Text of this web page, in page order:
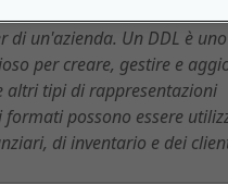
di un'azienda. Un DDL è uno
per creare, gestire e
altri tipi di rappresentazioni
formati possono essere
di inventario e dei